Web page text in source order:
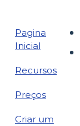
Pagina
Inicial
Recursos
Preços
Criar um